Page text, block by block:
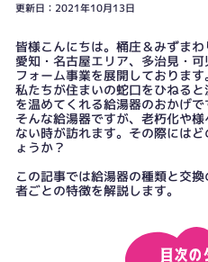
更新日：2021年10月13日
皆様こんにちは。桶庄＆みずまわ
愛知・名古屋エリア、多治見・
フォーム事業を展開しております
私たちが住まいの蛇口をひねる
を温めてくれる給湯器のおかげで
そんな給湯器ですが、老朽化や
ない時が訪れます。その際には
ょうか？
この記事では給湯器の種類と交
者ごとの特徴を解説します。